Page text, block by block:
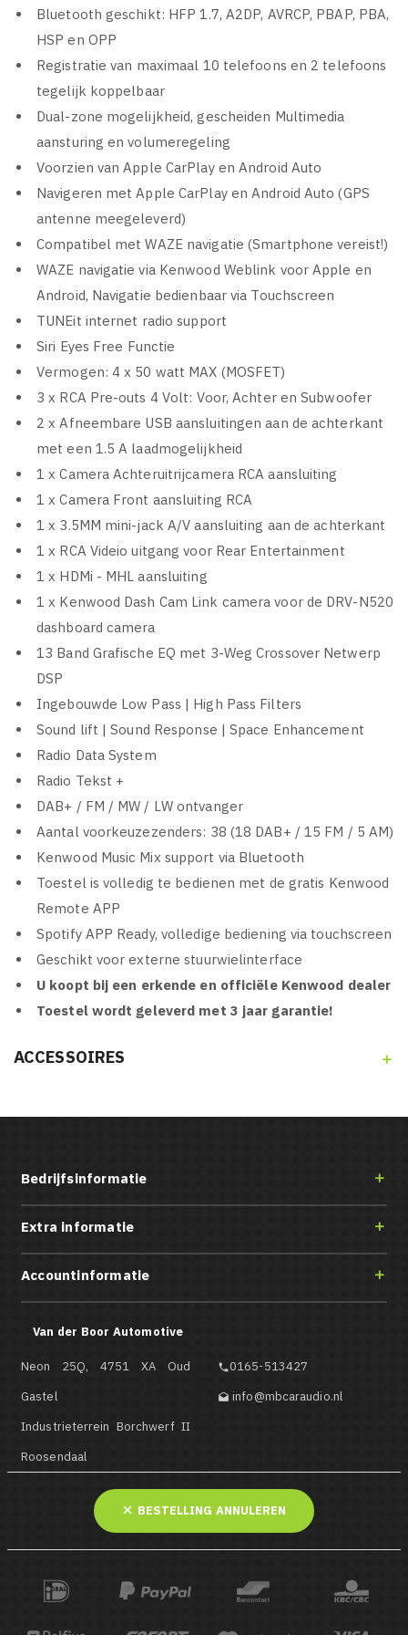
Bluetooth geschikt: HFP 1.7, A2DP, AVRCP, PBAP, PBA,
HSP en OPP
Registratie van maximaal 10 telefoons en 2 telefoons
tegelijk koppelbaar
Dual-zone mogelijkheid, gescheiden Multimedia
aansturing en volumeregeling
Voorzien van Apple CarPlay en Android Auto
Navigeren met Apple CarPlay en Android Auto (GPS
antenne meegeleverd)
Compatibel met WAZE navigatie (Smartphone vereist!)
WAZE navigatie via Kenwood Weblink voor Apple en
Android, Navigatie bedienbaar via Touchscreen
TUNEit internet radio support
Siri Eyes Free Functie
Vermogen: 4 x 50 watt MAX (MOSFET)
3 x RCA Pre-outs 4 Volt: Voor, Achter en Subwoofer
2 x Afneembare USB aansluitingen aan de achterkant
met een 1.5 A laadmogelijkheid
1 x Camera Achteruitrijcamera RCA aansluiting
1 x Camera Front aansluiting RCA
1 x 3.5MM mini-jack A/V aansluiting aan de achterkant
1 x RCA Videio uitgang voor Rear Entertainment
1 x HDMi - MHL aansluiting
1 x Kenwood Dash Cam Link camera voor de DRV-N520
dashboard camera
13 Band Grafische EQ met 3-Weg Crossover Netwerp
DSP
Ingebouwde Low Pass | High Pass Filters
Sound lift | Sound Response | Space Enhancement
Radio Data System
Radio Tekst +
DAB+ / FM / MW / LW ontvanger
Aantal voorkeuzezenders: 38 (18 DAB+ / 15 FM / 5 AM)
Kenwood Music Mix support via Bluetooth
Toestel is volledig te bedienen met de gratis Kenwood
Remote APP
Spotify APP Ready, volledige bediening via touchscreen
Geschikt voor externe stuurwielinterface
U koopt bij een erkende en officiële Kenwood dealer
Toestel wordt geleverd met 3 jaar garantie!
ACCESSOIRES 
Bedrijfsinformatie 
Extra informatie 
Accountinformatie 
Van der Boor Automotive
Neon 25Q, 4751 XA Oud
Gastel
Industrieterrein Borchwerf II
Roosendaal
0165-513427
 info@mbcaraudio.nl
BESTELLING ANNULEREN